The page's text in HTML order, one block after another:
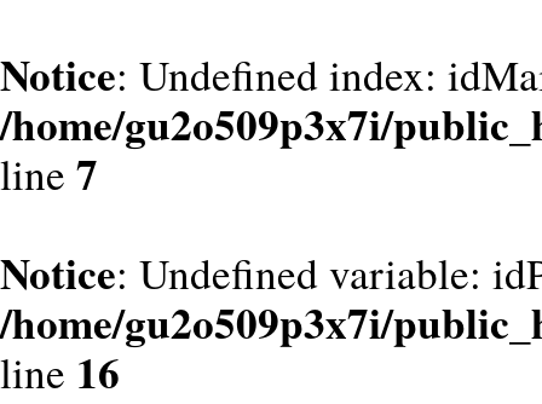
Notice: Undefined index:
/home/gu2o509p3x7i/
line 7
Notice: Undefined variable:
/home/gu2o509p3x7i/
line 16